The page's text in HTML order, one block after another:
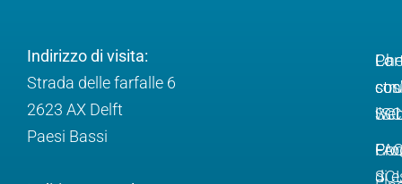
Indirizzo di visita:
Strada delle farfalle 6
2623 AX Delft
Paesi Bassi
Che
Lo
di